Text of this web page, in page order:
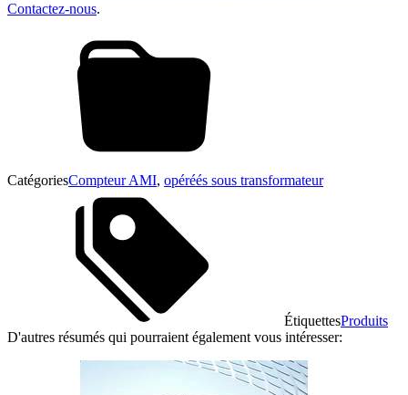
Contactez-nous.
CatégoriesCompteur AMI, opéréés sous transformateur
ÉtiquettesProduits
D'autres résumés qui pourraient également vous intéresser: